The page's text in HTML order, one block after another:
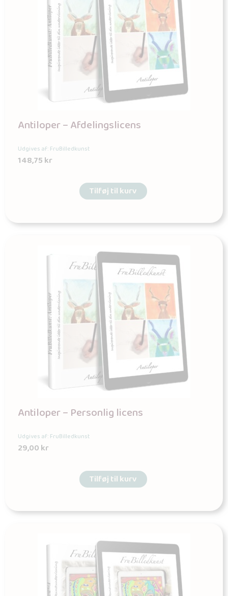
Antiloper – Afdelingslicens
Udgives af: FruBilledkunst
148,75kr
Tilføj til kurv
Antiloper – Personlig licens
Udgives af: FruBilledkunst
29,00kr
Tilføj til kurv